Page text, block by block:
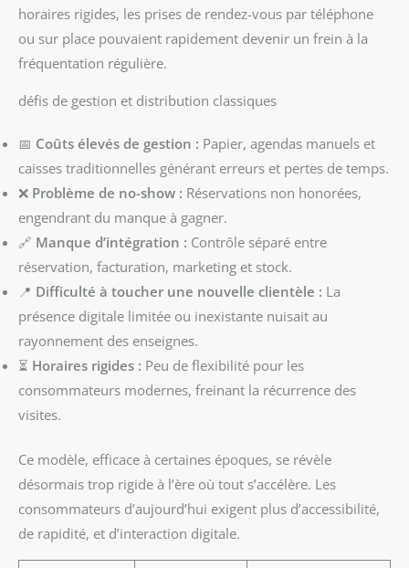
horaires rigides, les prises de rendez-vous par téléphone
ou sur place pouvaient rapidement devenir un frein à la
fréquentation régulière.
défis de gestion et distribution classiques
📅 Coûts élevés de gestion : Papier, agendas manuels et
caisses traditionnelles générant erreurs et pertes de temps.
❌ Problème de no-show : Réservations non honorées,
engendrant du manque à gagner.
🔗 Manque d’intégration : Contrôle séparé entre
réservation, facturation, marketing et stock.
📍 Difficulté à toucher une nouvelle clientèle : La
présence digitale limitée ou inexistante nuisait au
rayonnement des enseignes.
⏳ Horaires rigides : Peu de flexibilité pour les
consommateurs modernes, freinant la récurrence des
visites.
Ce modèle, efficace à certaines époques, se révèle
désormais trop rigide à l’ère où tout s’accélère. Les
consommateurs d’aujourd’hui exigent plus d’accessibilité,
de rapidité, et d’interaction digitale.